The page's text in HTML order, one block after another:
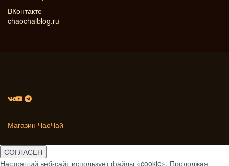
ВКонтакте
chaochaiblog.ru
Магазин ЧаоЧай
СОГЛАСЕН
Настоящий веб-сайт использует файлы «cookie». Продолжая